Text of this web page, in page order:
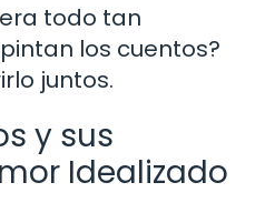
todo tan
los cuentos?
juntos.
y sus
Idealizado